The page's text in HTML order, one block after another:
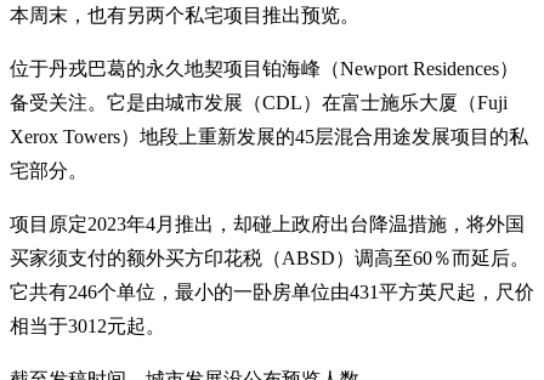
本周末，也有另两个私宅项目推出预览。
位于丹戎巴葛的永久地契项目铂海峰（Newport Residences）
备受关注。它是由城市发展（CDL）在富士施乐大厦（Fuji
Xerox Towers）地段上重新发展的45层混合用途发展项目的私
宅部分。
项目原定2023年4月推出，却碰上政府出台降温措施，将外国
买家须支付的额外买方印花税（ABSD）调高至60％而延后。
它共有246个单位，最小的一卧房单位由431平方英尺起，尺价
相当于3012元起。